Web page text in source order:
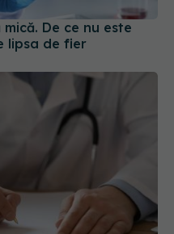
de medic
vor avea